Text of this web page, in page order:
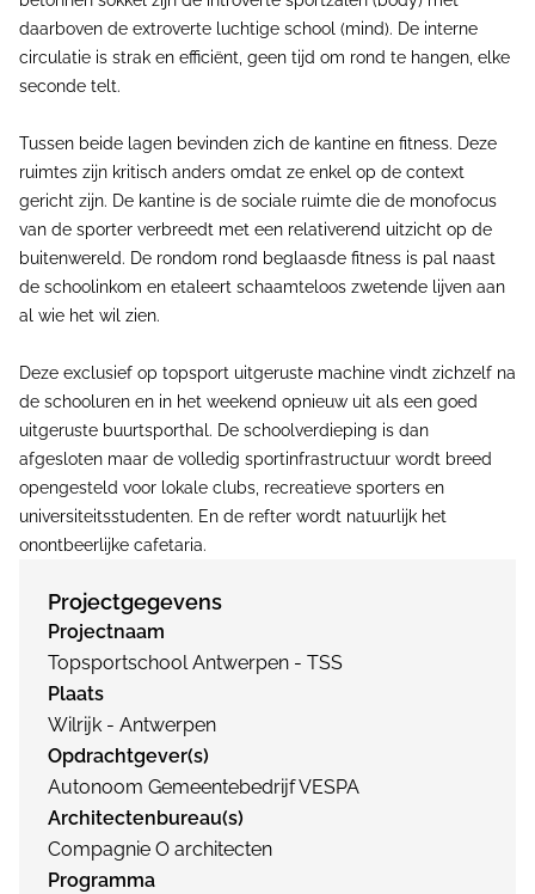
daarboven de extroverte luchtige school (mind). De interne
circulatie is strak en efficiënt, geen tijd om rond te hangen, elke
seconde telt.
Tussen beide lagen bevinden zich de kantine en fitness. Deze
ruimtes zijn kritisch anders omdat ze enkel op de context
gericht zijn. De kantine is de sociale ruimte die de monofocus
van de sporter verbreedt met een relativerend uitzicht op de
buitenwereld. De rondom rond beglaasde fitness is pal naast
de schoolinkom en etaleert schaamteloos zwetende lijven aan
al wie het wil zien.
Deze exclusief op topsport uitgeruste machine vindt zichzelf na
de schooluren en in het weekend opnieuw uit als een goed
uitgeruste buurtsporthal. De schoolverdieping is dan
afgesloten maar de volledig sportinfrastructuur wordt breed
opengesteld voor lokale clubs, recreatieve sporters en
universiteitsstudenten. En de refter wordt natuurlijk het
onontbeerlijke cafetaria.
Projectgegevens
Projectnaam
Topsportschool Antwerpen - TSS
Plaats
Wilrijk - Antwerpen
Opdrachtgever(s)
Autonoom Gemeentebedrijf VESPA
Architectenbureau(s)
Compagnie O architecten
Programma